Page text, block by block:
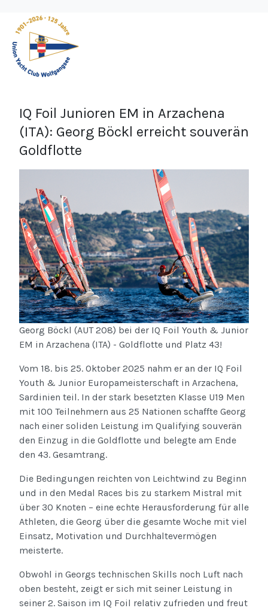
IQ Foil Junioren EM in Arzachena
(ITA): Georg Böckl erreicht souverän
Goldflotte
Georg Böckl (AUT 208) bei der IQ Foil Youth & Junior
EM in Arzachena (ITA) - Goldflotte und Platz 43!
Vom 18. bis 25. Oktober 2025 nahm er an der IQ Foil
Youth & Junior Europameisterschaft in Arzachena,
Sardinien teil. In der stark besetzten Klasse U19 Men
mit 100 Teilnehmern aus 25 Nationen schaffte Georg
nach einer soliden Leistung im Qualifying souverän
den Einzug in die Goldflotte und belegte am Ende
den 43. Gesamtrang.
Die Bedingungen reichten von Leichtwind zu Beginn
und in den Medal Races bis zu starkem Mistral mit
über 30 Knoten – eine echte Herausforderung für alle
Athleten, die Georg über die gesamte Woche mit viel
Einsatz, Motivation und Durchhaltevermögen
meisterte.
Obwohl in Georgs technischen Skills noch Luft nach
oben besteht, zeigt er sich mit seiner Leistung in
seiner 2. Saison im IQ Foil relativ zufrieden und freut